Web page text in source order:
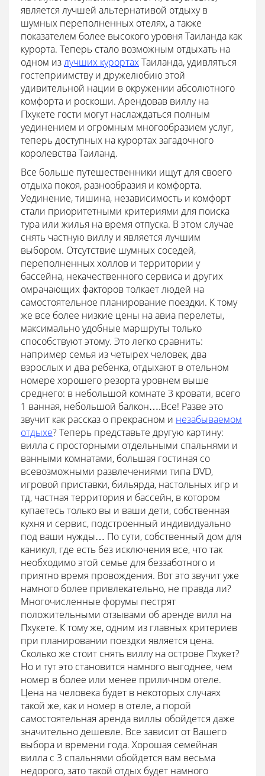
является лучшей альтернативой отдыху в
шумных переполненных отелях, а также
показателем более высокого уровня Таиланда как
курорта. Теперь стало возможным отдыхать на
одном излучших курортахТаиланда, удивляться
гостеприимству и дружелюбию этой
удивительной нации в окружении абсолютного
комфорта и роскоши. Арендовав виллу на
Пхукете гости могут наслаждаться полным
уединением и огромным многообразием услуг,
теперь доступных на курортах загадочного
королевства Таиланд.
Все больше путешественники ищут для своего
отдыха покоя, разнообразия и комфорта.
Уединение, тишина, независимость и комфорт
стали приоритетными критериями для поиска
тура или жилья на время отпуска. В этом случае
снять частную виллу и является лучшим
выбором. Отсутствие шумных соседей,
переполненных холлов и территории у
бассейна, некачественного сервиса и других
омрачающих факторов толкает людей на
самостоятельное планирование поездки. К тому
же все более низкие цены на авиа перелеты,
максимально удобные маршруты только
способствуют этому. Это легко сравнить:
например семья из четырех человек, два
взрослых и два ребенка, отдыхают в отельном
номере хорошего резорта уровнем выше
среднего: в небольшой комнате 3 кровати, всего
1 ванная, небольшой балкон….Все! Разве это
звучит как рассказ о прекрасном и незабываемом
отдыхе? Теперь представьте другую картину:
вилла с просторными отдельными спальнями и
ванными комнатами, большая гостиная со
всевозможными развлечениями типа DVD,
игровой приставки, бильярда, настольных игр и
тд, частная территория и бассейн, в котором
купаетесь только вы и ваши дети, собственная
кухня и сервис, подстроенный индивидуально
под ваши нужды… По сути, собственный дом для
каникул, где есть без исключения все, что так
необходимо этой семье для беззаботного и
приятно время провождения. Вот это звучит уже
намного более привлекательно, не правда ли?
Многочисленные форумы пестрят
положительными отзывами об аренде вилл на
Пхукете. К тому же, одним из главных критериев
при планировании поездки является цена.
Сколько же стоит снять виллу на острове Пхукет?
Но и тут это становится намного выгоднее, чем
номер в более или менее приличном отеле.
Цена на человека будет в некоторых случаях
такой же, как и номер в отеле, а порой
самостоятельная аренда виллы обойдется даже
значительно дешевле. Все зависит от Вашего
выбора и времени года. Хорошая семейная
вилла с 3 спальнями обойдется вам весьма
недорого, зато такой отдых будет намного